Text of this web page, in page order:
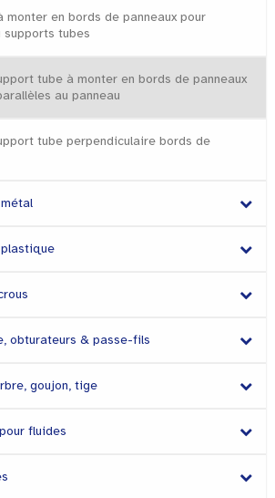
monter en bords de panneaux pour
tubes
tube à monter en bords de panneaux
au panneau
tube perpendiculaire bords de
obturateurs & passe-fils
goujon, tige
fluides